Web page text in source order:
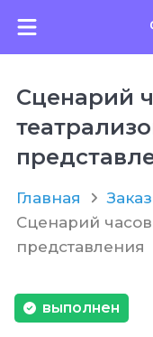
Сценарий
Главная
Сценарий
представления
выполнен